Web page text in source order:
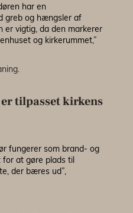
har en
greb og hængsler af
er vigtig, da den markerer
og kirkerummet,”
tilpasset kirkens
fungerer som brand- og
for at gøre plads til
der bæres ud”,